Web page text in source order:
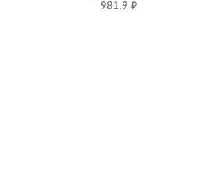
981.9 ₽